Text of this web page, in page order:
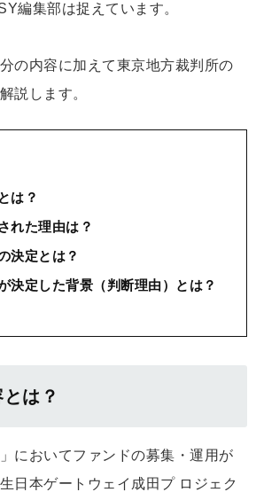
編集部は捉えています。
の内容に加えて東京地方裁判所の
説します。
は？
れた理由は？
決定とは？
決定した背景（判断理由）とは？
は？
においてファンドの募集・運用が
日本ゲートウェイ成田プ ロジェク